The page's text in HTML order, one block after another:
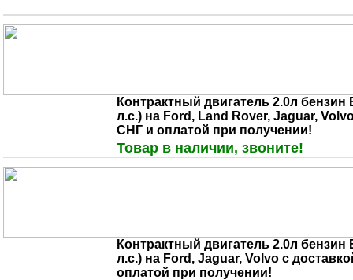
Контрактный двигатель 2.0л бензин
л.с.) на Ford, Land Rover, Jaguar,
СНГ и оплатой при получении!
Товар в наличии, звоните!
Контрактный двигатель 2.0л бензин
л.с.) на Ford, Jaguar, Volvo с
оплатой при получении!